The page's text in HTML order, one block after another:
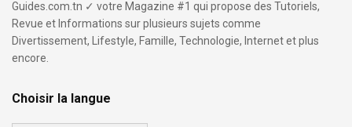
Guides.com.tn ✓ votre Magazine #1 qui propose des Tutoriels,
Revue et Informations sur plusieurs sujets comme
Divertissement, Lifestyle, Famille, Technologie, Internet et plus
encore.
Choisir la langue